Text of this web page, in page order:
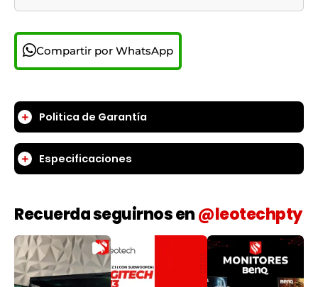
Compartir por WhatsApp
Politica de Garantía
Especificaciones
Recuerda seguirnos en@leotechpty